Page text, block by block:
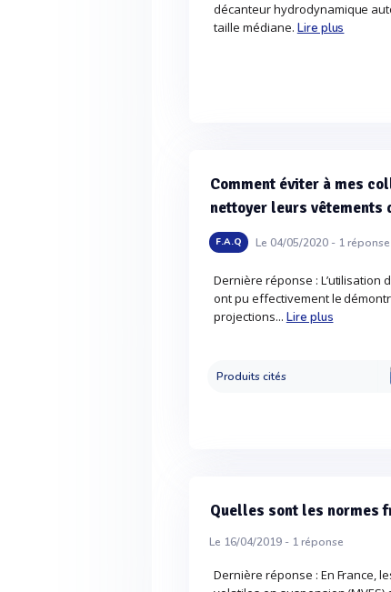
décanteur hydrodynamique
taille médiane. Lire plus
Comment éviter à mes
nettoyer leurs vêtements
F.A.Q Le 04/05/2020 - 1réponse
Dernière réponse : L’utilisation
ont pu effectivement le
projections... Lire plus
Produits cités
Quelles sont les normes
Le 16/04/2019 - 1réponse
Dernière réponse : En France,